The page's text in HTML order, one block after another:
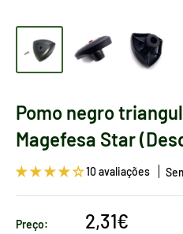
Pomo negro
Magefesa Star
10 avaliações
Preço:
Preço
2,31€